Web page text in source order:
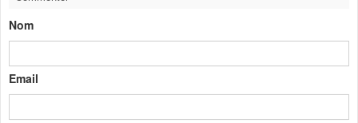
Nom
Email